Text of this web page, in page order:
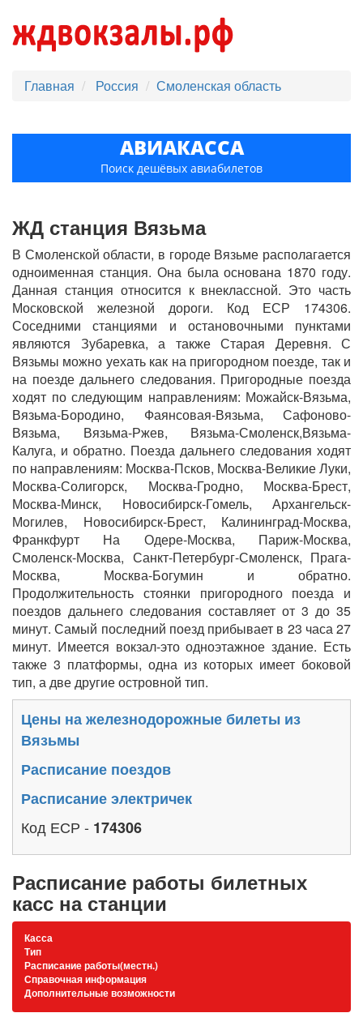
Главная Россия Смоленская область
АВИАКАССА
Поиск дешёвых авиабилетов
ЖД станция Вязьма
В Смоленской области, в городе Вязьме располагается
одноименная станция. Она была основана 1870 году.
Данная станция относится к внеклассной. Это часть
Московской железной дороги. Код ЕСР 174306.
Соседними станциями и остановочными пунктами
являются Зубаревка, а также Старая Деревня. С
Вязьмы можно уехать как на пригородном поезде, так и
на поезде дальнего следования. Пригородные поезда
ходят по следующим направлениям: Можайск-Вязьма,
Вязьма-Бородино, Фаянсовая-Вязьма, Сафоново-
Вязьма, Вязьма-Ржев, Вязьма-Смоленск,Вязьма-
Калуга, и обратно. Поезда дальнего следования ходят
по направлениям: Москва-Псков, Москва-Великие Луки,
Москва-Солигорск, Москва-Гродно, Москва-Брест,
Москва-Минск, Новосибирск-Гомель, Архангельск-
Могилев, Новосибирск-Брест, Калининград-Москва,
Франкфурт На Одере-Москва, Париж-Москва,
Смоленск-Москва, Санкт-Петербург-Смоленск, Прага-
Москва, Москва-Богумин и обратно.
Продолжительность стоянки пригородного поезда и
поездов дальнего следования составляет от 3 до 35
минут. Самый последний поезд прибывает в 23 часа 27
минут. Имеется вокзал-это одноэтажное здание. Есть
также 3 платформы, одна из которых имеет боковой
тип, а две другие островной тип.
Цены на железнодорожные билеты из
Вязьмы
Расписание поездов
Расписание электричек
Код ЕСР - 174306
Расписание работы билетных
касс на станции
Касса
Тип
Расписание работы(местн.)
Справочная информация
Дополнительные возможности